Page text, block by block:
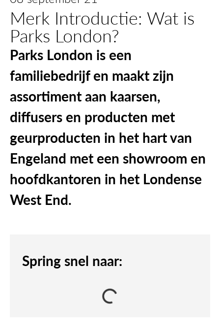
Merk Introductie: Wat is
Parks London?
Parks London is een
familiebedrijf en maakt zijn
assortiment aan kaarsen,
diffusers en producten met
geurproducten in het hart van
Engeland met een showroom en
hoofdkantoren in het Londense
West End.
Spring snel naar: